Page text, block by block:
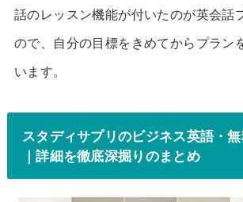
話のレッスン機能が付いたのが英会話
ので、自分の目標をきめてからプラン
います。
スタディサプリのビジネス英語・
｜詳細を徹底深掘りのまとめ